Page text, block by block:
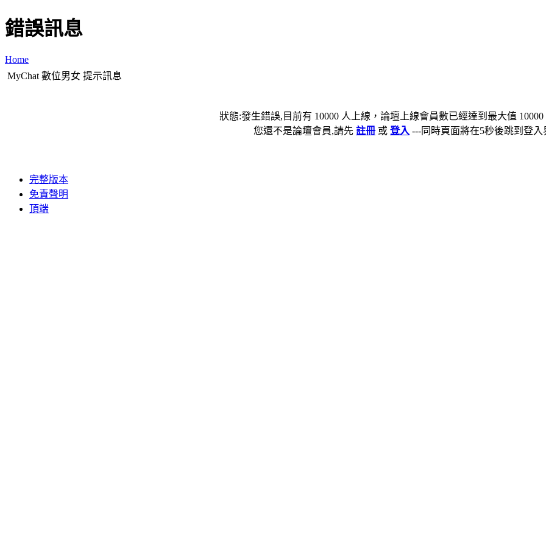
錯誤訊息
Home
MyChat 數位男女 提示訊息
狀態:發生錯誤,目前有 10000 人上線，論壇上線會員數已經達到最大值
您還不是論壇會員,請先 註冊 或 登入 ---同時頁面將在5秒後跳到登入
完整版本
免責聲明
頂端